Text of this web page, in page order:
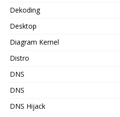
Dekoding
Desktop
Diagram Kernel
Distro
DNS
DNS
DNS Hijack